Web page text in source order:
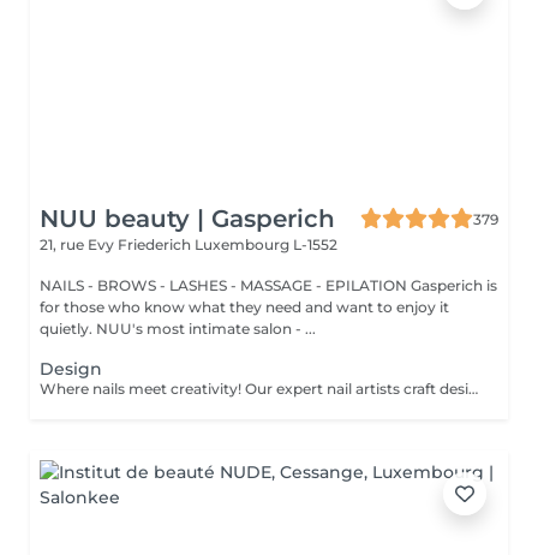
NUU beauty | Gasperich
379
21, rue Evy Friederich Luxembourg L-1552
NAILS - BROWS - LASHES - MASSAGE - EPILATION Gasperich is
for those who know what they need and want to enjoy it
quietly. NUU's most intimate salon - ...
Design
Where nails meet creativity! Our expert nail artists craft designs of any complexity, bringing your vision to life with precision and artistry. Whether you're dreaming of a classic French, a chic gradient, or intricate drawings on any number of nails, we've got you covered. For a flawless french, mesmerizing cat eye, stunning chrome powder, or elegant baby boomer (gradient) effect, we ensure that every nail is a work of art. Prefer a unique touch on just a few nails? No problem! You can choose to personalise your design, creating a one-of-a-kind look that's as individual as you are. Let your nails speak your style!